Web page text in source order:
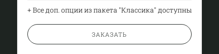
+ Все доп. опции из пакета "Классика" доступны
ЗАКАЗАТЬ